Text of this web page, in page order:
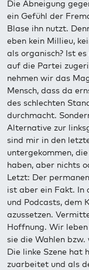
Die Abneigung
ein Gefühl der
Blase ihn nutzt.
eben kein Millieu,
als organisch? Ist
auf die Partei
nehmen wir das
Mensch, dass da
des schlechten
durchmacht.
Alternative zur
sind mir in den
untergekommen,
haben, aber nichts
Letzt: Der
ist aber ein Fakt. In
und Podcasts, dem
azussetzen.
Hoffnung. Wir
sie die Wahlen
Die linke Szene hat
zuarbeitet und als